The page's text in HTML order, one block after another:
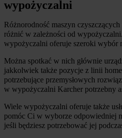
wypożyczalni
Różnorodność maszyn
różnić w zależności od
wypożyczalni oferuje szeroki wybór
Można spotkać w nich głównie
jakkolwiek także pozycje z linii
potrzebujące przemysłowych
w wypożyczalni Karcher potrzebny
Wiele wypożyczalni oferuje także
pomóc Ci w wyborze odpowiedniej
jeśli będziesz potrzebować jej